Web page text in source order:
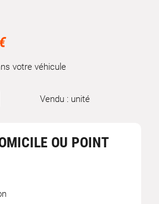
votre véhicule
Vendu : unité
OU POINT